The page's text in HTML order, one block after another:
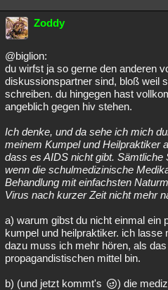
Zoddy
@biglion:
du wirfst ja so gerne den anderen
diskussionspartner sind, bloß weil
schreiben. du hingegen hast
angeblich gegen hiv stehen.
Ich denke, und da sehe ich mich
meinem Kumpel und Heilpraktiker
dass es AIDS nicht gibt. Sämtliche
wenn die schulmedizinische
Behandlung mit einfachsten
Virus nach kurzer Zeit nicht mehr
a) warum gibst du nicht einmal ein
kumpel und heilpraktiker. ich lasse
dazu muss ich mehr hören, als
propagandistischen mittel bin.
b) (und jetzt kommt's
) die